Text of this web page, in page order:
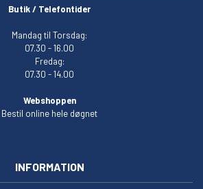
Butik / Telefontider
Mandag til Torsdag:
07.30 - 16.00
Fredag:
07.30 - 14.00
Webshoppen
Bestil online hele døgnet
INFORMATION